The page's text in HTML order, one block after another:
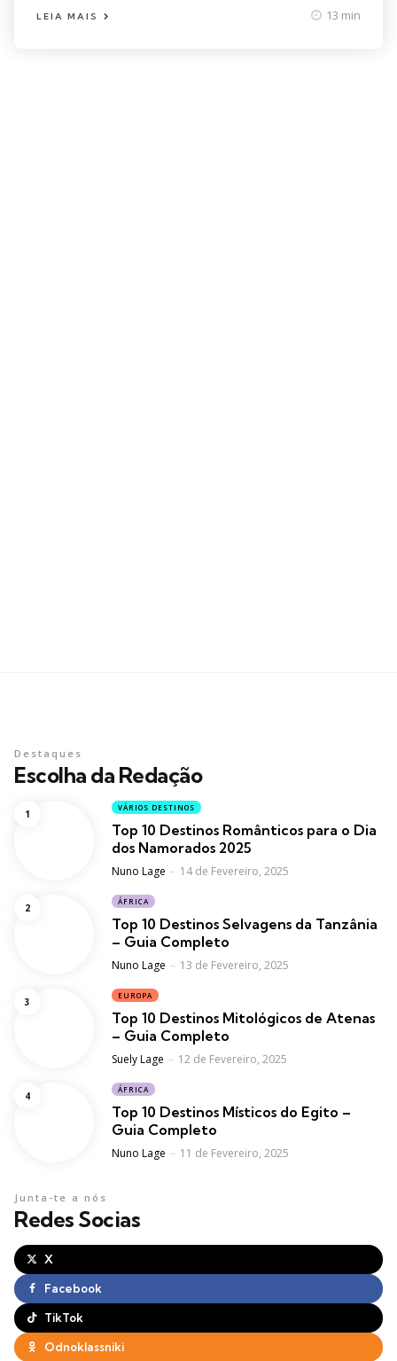
LEIA MAIS 13 min
Escolha da Redação
Destaques
VÁRIOS DESTINOS
Top 10 Destinos Românticos para o Dia
dos Namorados 2025
Posted
Nuno Lage 14 de Fevereiro, 2025
ÁFRICA
Top 10 Destinos Selvagens da Tanzânia
– Guia Completo
Posted
Nuno Lage 13 de Fevereiro, 2025
EUROPA
Top 10 Destinos Mitológicos de Atenas
– Guia Completo
Posted
Suely Lage 12 de Fevereiro, 2025
ÁFRICA
Top 10 Destinos Místicos do Egito –
Guia Completo
Posted
Nuno Lage 11 de Fevereiro, 2025
Redes Socias
Junta-te a nós
X
Facebook
TikTok
Odnoklassniki